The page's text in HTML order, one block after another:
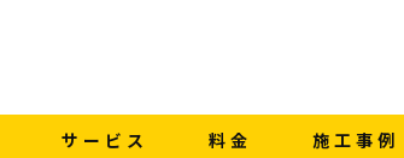
サービス 料金 施工事例